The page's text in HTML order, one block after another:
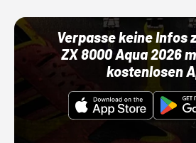
Verpasse keine Infos
ZX 8000 Aqua 2026
kostenlosen